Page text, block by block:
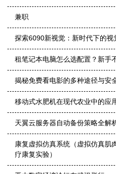
兼职
探索6090新视觉：新时代下的视
租笔记本电脑怎么选配置？新手
揭秘免费看电影的多种途径与安
移动式水肥机在现代农业中的应
天翼云服务器自动备份策略全解
康复虚拟仿真系统（虚拟仿真肌
疗康复实验）